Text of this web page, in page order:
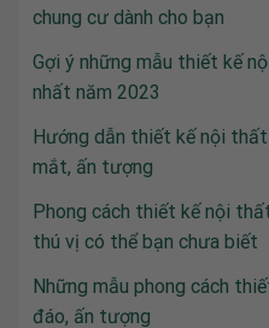
chung cư dành cho bạn
Gợi ý những mẫu thiết kế
nhất năm 2023
Hướng dẫn thiết kế nội
mắt, ấn tượng
Phong cách thiết kế nội
thú vị có thể bạn chưa biết
Những mẫu phong cách
đáo, ấn tượng